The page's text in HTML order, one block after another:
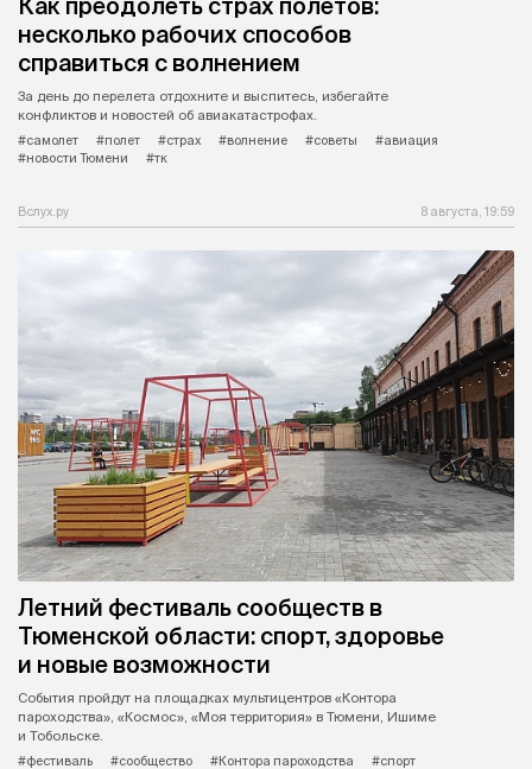
Как преодолеть страх полетов:
несколько рабочих способов
справиться с волнением
За день до перелета отдохните и выспитесь, избегайте
конфликтов и новостей об авиакатастрофах.
#самолет
#полет #страх #волнение #советы
#авиация
#новости Тюмени
#тк
Вслух.ру 8 августа, 19:59
Летний фестиваль сообществ в
Тюменской области: спорт, здоровье
и новые возможности
События пройдут на площадках мультицентров «Контора
пароходства», «Космос», «Моя территория» в Тюмени, Ишиме
и Тобольске.
#фестиваль
#сообщество #Контора пароходства
#спорт